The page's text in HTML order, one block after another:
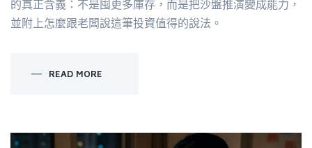
的真正含義：不是囤更多庫存，而是把沙盤推演變成能力，
並附上怎麼跟老闆說這筆投資值得的說法。
READ MORE